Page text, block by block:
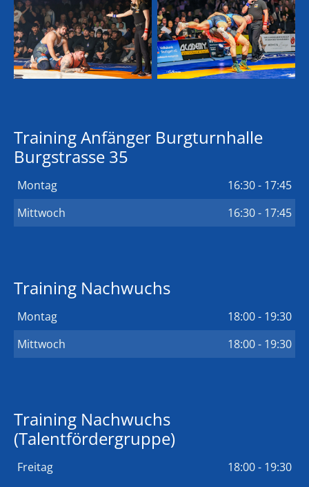
Training Anfänger Burgturnhalle
Burgstrasse 35
Montag
16:30 - 17:45
Mittwoch
16:30 - 17:45
Training Nachwuchs
Montag
18:00 - 19:30
Mittwoch
18:00 - 19:30
Training Nachwuchs
(Talentfördergruppe)
Freitag 18:00 - 19:30